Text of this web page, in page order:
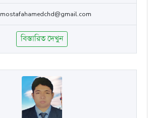
mostafahamedchd@gmail.com
বিস্তারিত দেখুন